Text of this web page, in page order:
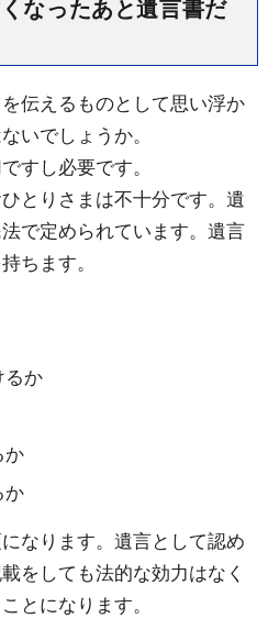
なったあと遺言書だ
伝えるものとして思い浮か
いでしょうか。
すし必要です。
とりさまは不十分です。遺
で定められています。遺言
ちます。
るか
か
か
なります。遺言として認め
をしても法的な効力はなく
とになります。